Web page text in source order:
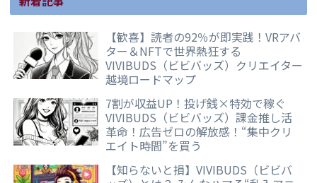
【歓喜】読者の92％が即実践！VRアバ
ター＆NFTで世界熱狂する
VIVIBUDS（ビビバッズ）クリエイター
越境ロードマップ
7割が収益UP！投げ銭×特効で稼ぐ
VIVIBUDS（ビビバッズ）課金推し活
革命！広告ゼロの解放感！“集中クリ
エイト時間”を買う
【知らないと損】VIVIBUDS（ビビバ